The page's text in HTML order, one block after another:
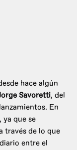
hace algún
Savoretti, del
En
ya que se
través de lo que
entre el